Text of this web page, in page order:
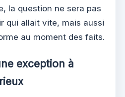
la question ne sera pas
qui allait vite, mais aussi
au moment des faits.
exception à